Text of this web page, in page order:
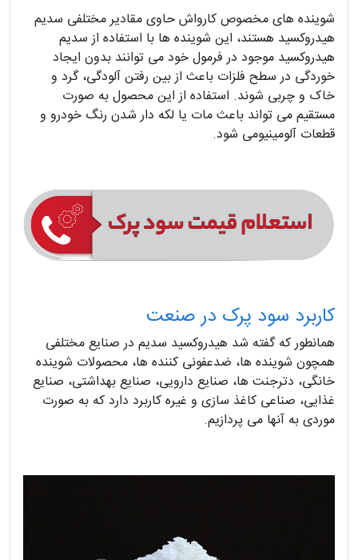
شوینده های مخصوص کارواش حاوی مقادیر مختلفی سدیم
هیدروکسید هستند، این شوینده ها با استفاده از سدیم
هیدروکسید موجود در فرمول خود می توانند بدون ایجاد
خوردگی در سطح فلزات باعث از بین رفتن آلودگی، گرد و
خاک و چربی شوند. استفاده از این محصول به صورت
مستقیم می تواند باعث مات یا لکه دار شدن رنگ خودرو و
قطعات آلومینیومی شود.
کاربرد سود پرک در صنعت
همانطور که گفته شد هیدروکسید سدیم در صنایع مختلفی
همچون شوینده ها، ضدعفونی کننده ها، محصولات شوینده
خانگی، دترجنت ها، صنایع دارویی، صنایع بهداشتی، صنایع
غذایی، صناعی کاغذ سازی و غیره کاربرد دارد که به صورت
موردی به آنها می پردازیم.